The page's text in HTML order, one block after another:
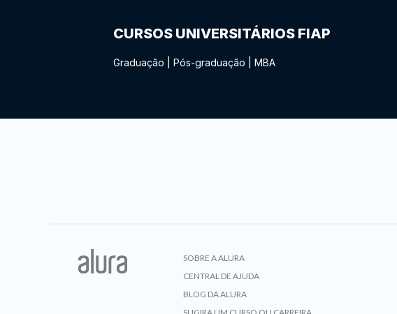
CURSOS UNIVERSITÁRIOS FIAP
Graduação Pós-graduação MBA
SOBRE A ALURA
CENTRAL DE AJUDA
BLOG DA ALURA